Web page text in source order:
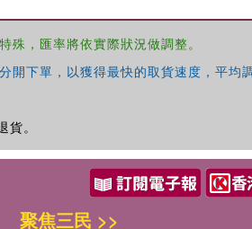
，匯率將依實際狀況做調整。
下單，以獲得最快的取貨速度，平均
。
聚焦三民 >>